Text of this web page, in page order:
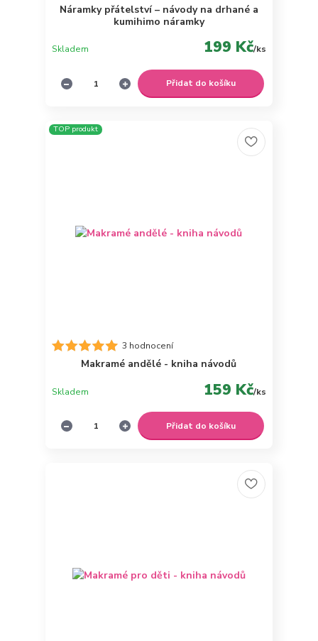
Náramky přátelství – návody na drhané a
kumihimo náramky
199 Kč/ks
Skladem
Přidat do košíku
TOP produkt
3 hodnocení
Makramé andělé - kniha návodů
159 Kč/ks
Skladem
Přidat do košíku